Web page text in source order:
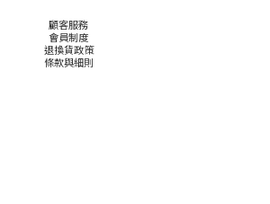
顧客服務
會員制度
退換貨政策
條款與細則